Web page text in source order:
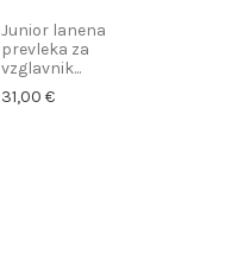
Junior lanena
prevleka za
vzglavnik...
31,00 €